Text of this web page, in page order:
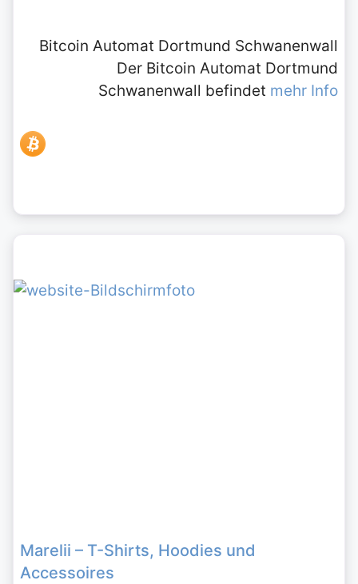
Bitcoin Automat Dortmund Schwanenwall
Der Bitcoin Automat Dortmund
Schwanenwall befindet mehr Info
Marelii – T-Shirts, Hoodies und
Accessoires